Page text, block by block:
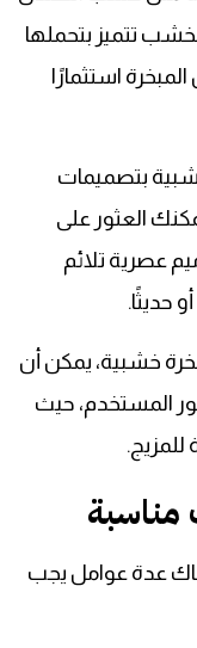
تتميز بتحملها
استثمارًا
بتصميمات
العثور على
عصرية تلائم
حديثًا.
خشبية، يمكن أن
المستخدم، حيث
مناسبة
عدة عوامل يجب